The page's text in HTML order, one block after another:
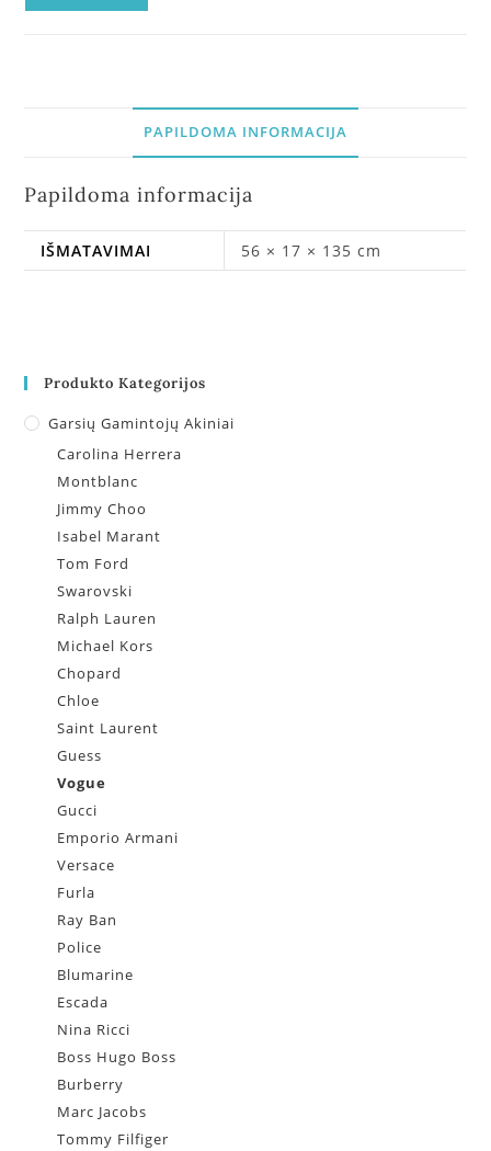
PAPILDOMA INFORMACIJA
Papildoma informacija
IŠMATAVIMAI 56 × 17 × 135 cm
Produkto Kategorijos
Garsių Gamintojų Akiniai
Carolina Herrera
Montblanc
Jimmy Choo
Isabel Marant
Tom Ford
Swarovski
Ralph Lauren
Michael Kors
Chopard
Chloe
Saint Laurent
Guess
Vogue
Gucci
Emporio Armani
Versace
Furla
Ray Ban
Police
Blumarine
Escada
Nina Ricci
Boss Hugo Boss
Burberry
Marc Jacobs
Tommy Filfiger